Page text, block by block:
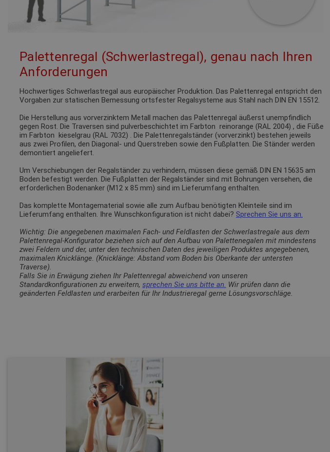
Palettenregal (Schwerlastregal), genau nach Ihren
Anforderungen
Hochwertiges Schwerlastregal aus europäischer Produktion. Das Palettenregal entspricht den
Vorgaben zur statischen Bemessung ortsfester Regalsysteme aus Stahl nach DIN EN 15512.
Die Herstellung aus vorverzinktem Metall machen das Palettenregal äußerst unempfindlich
gegen Rost. Die Traversen sind pulverbeschichtet im Farbton reinorange (RAL 2004) , die Füße
im Farbton kieselgrau (RAL 7032) . Die Palettenregalständer (vorverzinkt) bestehen jeweils
aus zwei Profilen, den Diagonal- und Querstreben sowie den Fußplatten. Die Ständer werden
demontiert angeliefert.
Um Verschiebungen der Regalständer zu verhindern, müssen diese gemäß DIN EN 15635 am
Boden befestigt werden. Die Fußplatten der Regalständer sind mit Bohrungen versehen, die
erforderlichen Bodenanker (M12 x 85 mm) sind im Lieferumfang enthalten.
Das komplette Montagematerial sowie alle zum Aufbau benötigten Kleinteile sind im
Lieferumfang enthalten. Ihre Wunschkonfiguration ist nicht dabei? Sprechen Sie uns an.
Wichtig: Die angegebenen maximalen Fach- und Feldlasten der Schwerlastregale aus dem
Palettenregal-Konfigurator beziehen sich auf den Aufbau von Palettenegalen mit mindestens
zwei Feldern und der, unter den technischen Daten des jeweiligen Produktes angegebenen,
maximalen Knicklänge. (Knicklänge: Abstand vom Boden bis Oberkante der untersten
Traverse).
Falls Sie in Erwägung ziehen Ihr Palettenregal abweichend von unseren
Standardkonfigurationen zu erweitern, sprechen Sie uns bitte an. Wir prüfen dann die
geänderten Feldlasten und erarbeiten für Ihr Industrieregal gerne Lösungsvorschläge.